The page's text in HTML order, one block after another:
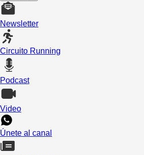
Newsletter
Circuito Running
Podcast
Video
Únete al canal